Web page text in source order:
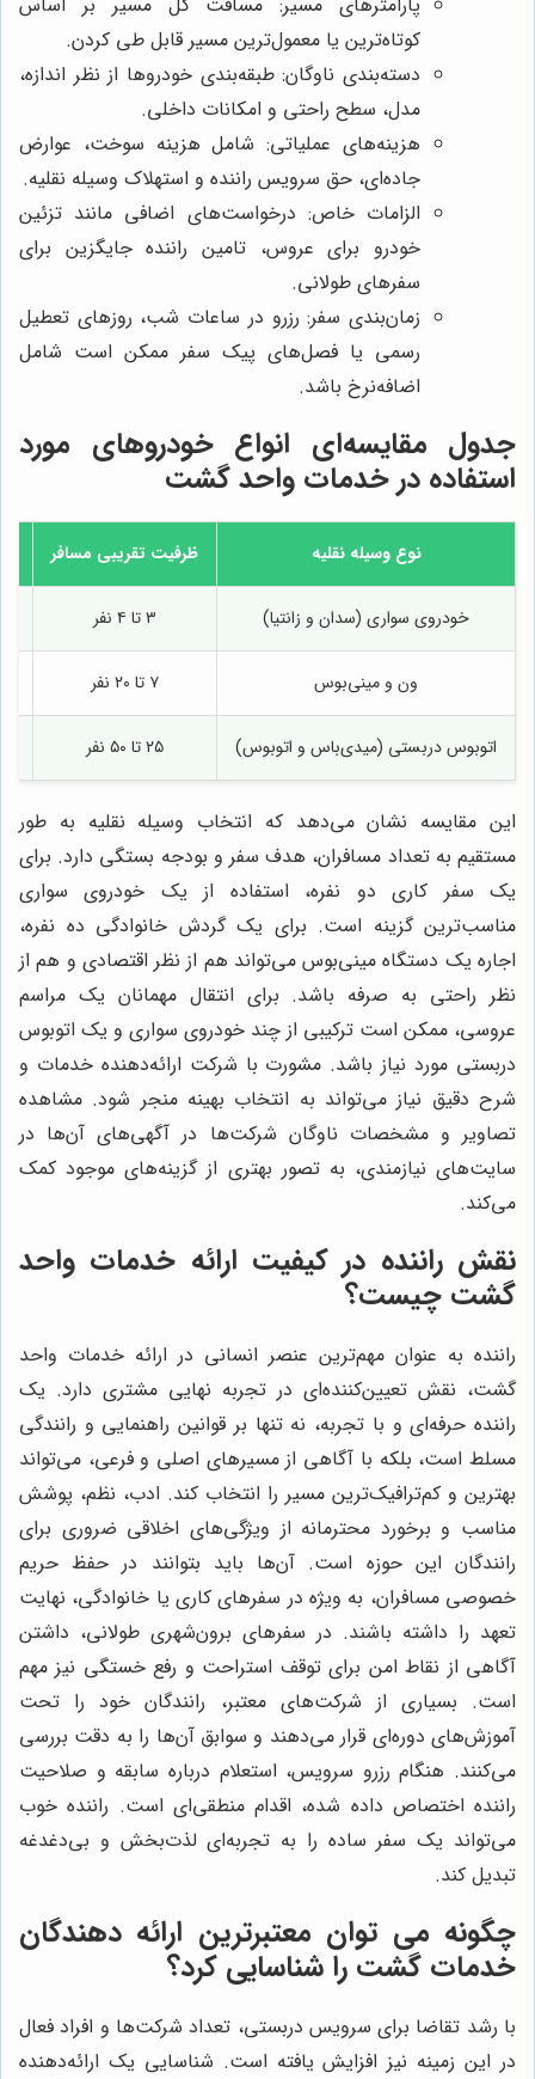
کوتاه‌ترین یا معمول‌ترین مسیر قابل طی کردن.
دسته‌بندی ناوگان: طبقه‌بندی خودروها از نظر اندازه،
مدل، سطح راحتی و امکانات داخلی.
هزینه‌های عملیاتی: شامل هزینه سوخت، عوارض
جاده‌ای، حق سرویس راننده و استهلاک وسیله نقلیه.
الزامات خاص: درخواست‌های اضافی مانند تزئین
خودرو برای عروس، تامین راننده جایگزین برای
سفرهای طولانی.
زمان‌بندی سفر: رزرو در ساعات شب، روزهای تعطیل
رسمی یا فصل‌های پیک سفر ممکن است شامل
اضافه‌نرخ باشد.
جدول مقایسه‌ای انواع خودروهای مورد
استفاده در خدمات واحد گشت
نوع وسیله نقلیه ظرفیت تقریبی مسافر
خودروی سواری (سدان و زانتیا) ۳ تا ۴ نفر
ون و مینی‌بوس ۷ تا ۲۰ نفر
اتوبوس دربستی (میدی‌باس و اتوبوس) ۲۵ تا ۵۰ نفر
این مقایسه نشان می‌دهد که انتخاب وسیله نقلیه به طور
مستقیم به تعداد مسافران، هدف سفر و بودجه بستگی دارد. برای
یک سفر کاری دو نفره، استفاده از یک خودروی سواری
مناسب‌ترین گزینه است. برای یک گردش خانوادگی ده نفره،
اجاره یک دستگاه مینی‌بوس می‌تواند هم از نظر اقتصادی و هم از
نظر راحتی به صرفه باشد. برای انتقال مهمانان یک مراسم
عروسی، ممکن است ترکیبی از چند خودروی سواری و یک اتوبوس
دربستی مورد نیاز باشد. مشورت با شرکت ارائه‌دهنده خدمات و
شرح دقیق نیاز می‌تواند به انتخاب بهینه منجر شود. مشاهده
تصاویر و مشخصات ناوگان شرکت‌ها در آگهی‌های آن‌ها در
سایت‌های نیازمندی، به تصور بهتری از گزینه‌های موجود کمک
می‌کند.
نقش راننده در کیفیت ارائه خدمات واحد
گشت چیست؟
راننده به عنوان مهم‌ترین عنصر انسانی در ارائه خدمات واحد
گشت، نقش تعیین‌کننده‌ای در تجربه نهایی مشتری دارد. یک
راننده حرفه‌ای و با تجربه، نه تنها بر قوانین راهنمایی و رانندگی
مسلط است، بلکه با آگاهی از مسیرهای اصلی و فرعی، می‌تواند
بهترین و کم‌ترافیک‌ترین مسیر را انتخاب کند. ادب، نظم، پوشش
مناسب و برخورد محترمانه از ویژگی‌های اخلاقی ضروری برای
رانندگان این حوزه است. آن‌ها باید بتوانند در حفظ حریم
خصوصی مسافران، به ویژه در سفرهای کاری یا خانوادگی، نهایت
تعهد را داشته باشند. در سفرهای برون‌شهری طولانی، داشتن
آگاهی از نقاط امن برای توقف استراحت و رفع خستگی نیز مهم
است. بسیاری از شرکت‌های معتبر، رانندگان خود را تحت
آموزش‌های دوره‌ای قرار می‌دهند و سوابق آن‌ها را به دقت بررسی
می‌کنند. هنگام رزرو سرویس، استعلام درباره سابقه و صلاحیت
راننده اختصاص داده شده، اقدام منطقی‌ای است. راننده خوب
می‌تواند یک سفر ساده را به تجربه‌ای لذت‌بخش و بی‌دغدغه
تبدیل کند.
چگونه می توان معتبرترین ارائه دهندگان
خدمات گشت را شناسایی کرد؟
با رشد تقاضا برای سرویس دربستی، تعداد شرکت‌ها و افراد فعال
در این زمینه نیز افزایش یافته است. شناسایی یک ارائه‌دهنده